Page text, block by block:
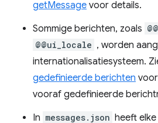
getMessage voor details.
Sommige berichten, zoals
@@ui_locale , worden
internationalisatiesysteem.
gedefinieerde berichten
vooraf gedefinieerde
In messages.json heeft